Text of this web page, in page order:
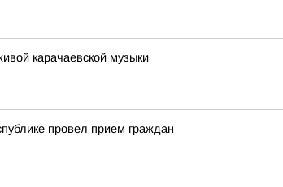
карачаевской музыки
провел прием граждан